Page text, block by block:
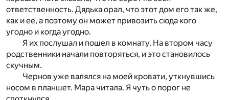
ответственность. Дядька орал, что этот дом его так же,
как и ее, а поэтому он может привозить сюда кого
угодно и когда угодно.
Я их послушал и пошел в комнату. На втором часу
родственники начали повторяться, и это становилось
скучным.
Чернов уже валялся на моей кровати, уткнувшись
носом в планшет. Мара читала. Я чуть о порог не